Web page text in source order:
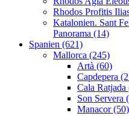
Rhodos Profitis
Katalonien. Sant
Panorama (14)
Spanien (621)
Mallorca (245)
Artà (60)
Capdepera
Cala Ratjada
Son Servera
Manacor (50)